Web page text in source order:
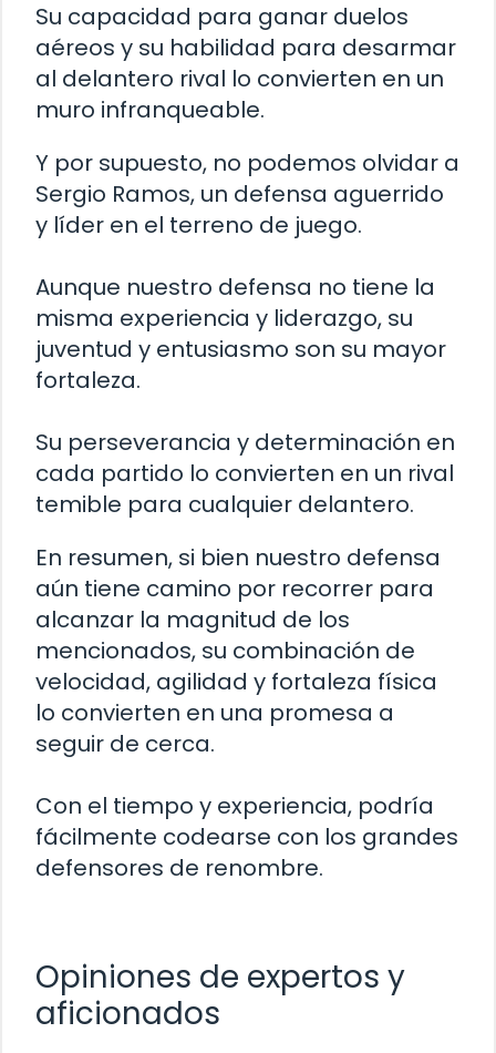
Su capacidad para ganar duelos
aéreos y su habilidad para desarmar
al delantero rival lo convierten en un
muro infranqueable.
Y por supuesto, no podemos olvidar a
Sergio Ramos, un defensa aguerrido
y líder en el terreno de juego.
Aunque nuestro defensa no tiene la
misma experiencia y liderazgo, su
juventud y entusiasmo son su mayor
fortaleza.
Su perseverancia y determinación en
cada partido lo convierten en un rival
temible para cualquier delantero.
En resumen, si bien nuestro defensa
aún tiene camino por recorrer para
alcanzar la magnitud de los
mencionados, su combinación de
velocidad, agilidad y fortaleza física
lo convierten en una promesa a
seguir de cerca.
Con el tiempo y experiencia, podría
fácilmente codearse con los grandes
defensores de renombre.
Opiniones de expertos y
aficionados